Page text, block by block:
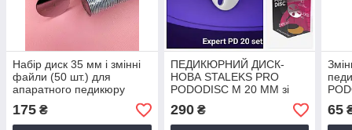
Набір диск 35 мм і змінні
файли (50 шт.) для
апаратного педикюру
175 ₴
ПЕДИКЮРНИЙ ДИСК-
НОВА STALEKS PRO
PODODISC M 20 ММ зі
змінними файлами
290₴
M
65